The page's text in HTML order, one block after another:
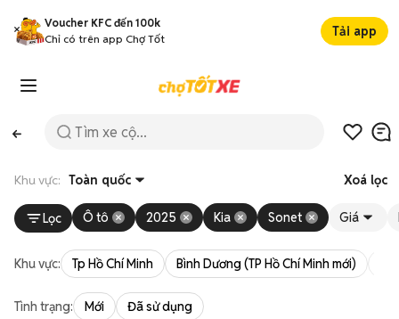
Voucher KFC đến 100k
Chỉ có trên app Chợ Tốt
Tải app
Khu vực: Toàn quốc Xoá lọc
Lọc Ô tô 2025 Kia Sonet Giá
Khu vực: Tp Hồ Chí Minh Bình Dương (TP Hồ Chí Minh mới)
Tình trạng: Mới Đã sử dụng